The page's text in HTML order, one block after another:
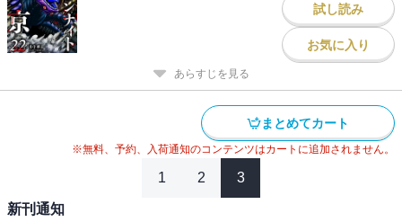
試し読み
お気に入り
あらすじを見る
まとめてカート
※無料、予約、入荷通知のコンテンツはカートに追加されません。
1 2 3
新刊通知